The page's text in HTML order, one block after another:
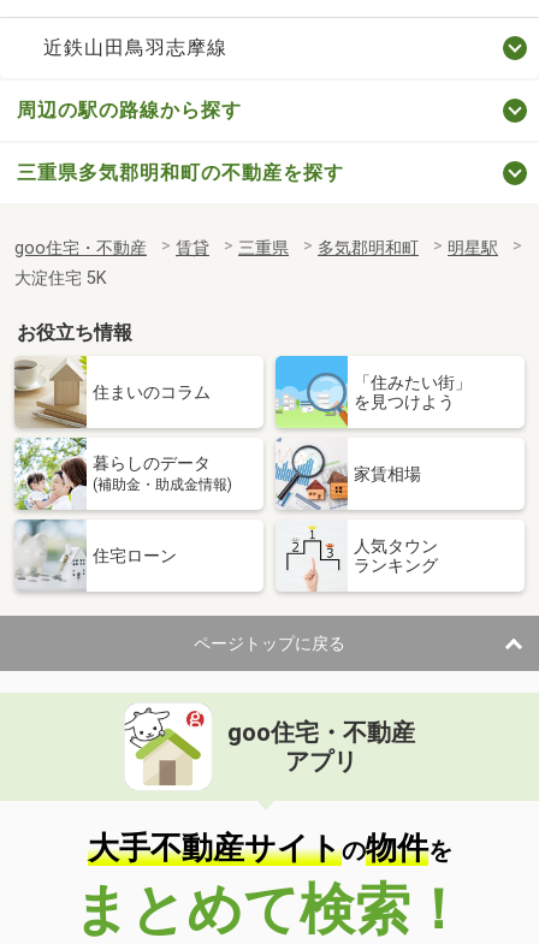
近鉄山田鳥羽志摩線
周辺の駅の路線から探す
三重県多気郡明和町の不動産を探す
goo住宅・不動産 賃貸 三重県 多気郡明和町
明星駅
大淀住宅 5K
お役立ち情報
住まいのコラム
「住みたい街」
を見つけよう
暮らしのデータ
(補助金・助成金情報)
家賃相場
住宅ローン
人気タウン
ランキング
ページトップに戻る
goo住宅・不動産
アプリ
大手不動産サイトの物件を
まとめて検索！